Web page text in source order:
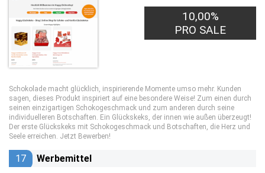
10,00%
PRO SALE
Schokolade macht glücklich, inspirierende Momente umso mehr. Kunden
sagen, dieses Produkt inspiriert auf eine besondere Weise! Zum einen durch
seinen einzigartigen Schokogeschmack und zum anderen durch seine
individuelleren Botschaften. Ein Glückskeks, der innen wie außen überzeugt!
Der erste Glückskeks mit Schokogeschmack und Botschaften, die Herz und
Seele erreichen. Jetzt Bewerben!
17 Werbemittel